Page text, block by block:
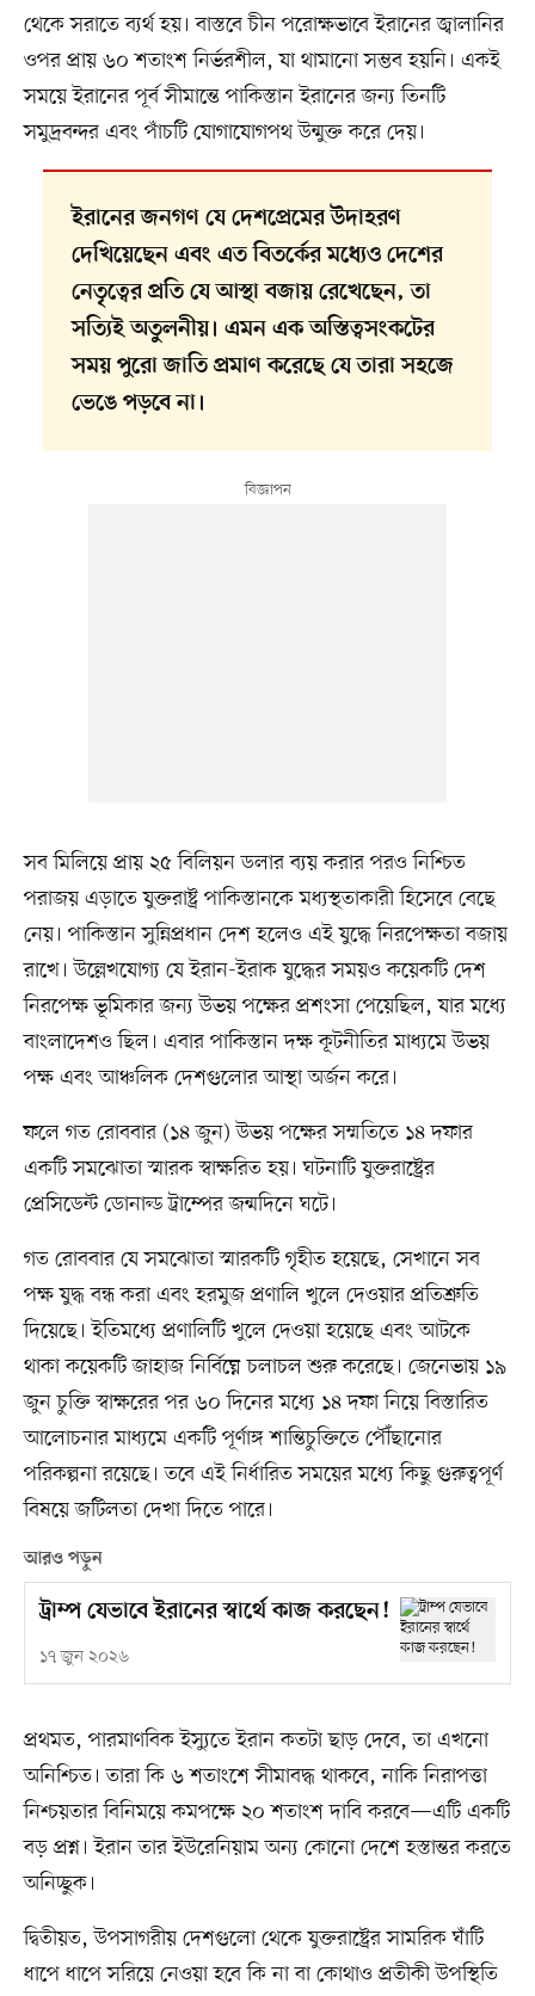
থেকে সরাতে ব্যর্থ হয়। বাস্তবে চীন পরোক্ষভাবে ইরানের জ্বালানির
ওপর প্রায় ৬০ শতাংশ নির্ভরশীল, যা থামানো সম্ভব হয়নি। একই
সময়ে ইরানের পূর্ব সীমান্তে পাকিস্তান ইরানের জন্য তিনটি
সমুদ্রবন্দর এবং পাঁচটি যোগাযোগপথ উন্মুক্ত করে দেয়।
ইরানের জনগণ যে দেশপ্রেমের উদাহরণ
দেখিয়েছেন এবং এত বিতর্কের মধ্যেও দেশের
নেতৃত্বের প্রতি যে আস্থা বজায় রেখেছেন, তা
সত্যিই অতুলনীয়। এমন এক অস্তিত্বসংকটের
সময় পুরো জাতি প্রমাণ করেছে যে তারা সহজে
ভেঙে পড়বে না।
সব মিলিয়ে প্রায় ২৫ বিলিয়ন ডলার ব্যয় করার পরও নিশ্চিত
পরাজয় এড়াতে যুক্তরাষ্ট্র পাকিস্তানকে মধ্যস্থতাকারী হিসেবে বেছে
নেয়। পাকিস্তান সুন্নিপ্রধান দেশ হলেও এই যুদ্ধে নিরপেক্ষতা বজায়
রাখে। উল্লেখযোগ্য যে ইরান-ইরাক যুদ্ধের সময়ও কয়েকটি দেশ
নিরপেক্ষ ভূমিকার জন্য উভয় পক্ষের প্রশংসা পেয়েছিল, যার মধ্যে
বাংলাদেশও ছিল। এবার পাকিস্তান দক্ষ কূটনীতির মাধ্যমে উভয়
পক্ষ এবং আঞ্চলিক দেশগুলোর আস্থা অর্জন করে।
ফলে গত রোববার (১৪ জুন) উভয় পক্ষের সম্মতিতে ১৪ দফার
একটি সমঝোতা স্মারক স্বাক্ষরিত হয়। ঘটনাটি যুক্তরাষ্ট্রের
প্রেসিডেন্ট ডোনাল্ড ট্রাম্পের জন্মদিনে ঘটে।
গত রোববার যে সমঝোতা স্মারকটি গৃহীত হয়েছে, সেখানে সব
পক্ষ যুদ্ধ বন্ধ করা এবং হরমুজ প্রণালি খুলে দেওয়ার প্রতিশ্রুতি
দিয়েছে। ইতিমধ্যে প্রণালিটি খুলে দেওয়া হয়েছে এবং আটকে
থাকা কয়েকটি জাহাজ নির্বিঘ্নে চলাচল শুরু করেছে। জেনেভায় ১৯
জুন চুক্তি স্বাক্ষরের পর ৬০ দিনের মধ্যে ১৪ দফা নিয়ে বিস্তারিত
আলোচনার মাধ্যমে একটি পূর্ণাঙ্গ শান্তিচুক্তিতে পৌঁছানোর
পরিকল্পনা রয়েছে। তবে এই নির্ধারিত সময়ের মধ্যে কিছু গুরুত্বপূর্ণ
বিষয়ে জটিলতা দেখা দিতে পারে।
আরও পড়ুন
ট্রাম্প যেভাবে ইরানের স্বার্থে কাজ করছেন!
১৭ জুন ২০২৬
প্রথমত, পারমাণবিক ইস্যুতে ইরান কতটা ছাড় দেবে, তা এখনো
অনিশ্চিত। তারা কি ৬ শতাংশে সীমাবদ্ধ থাকবে, নাকি নিরাপত্তা
নিশ্চয়তার বিনিময়ে কমপক্ষে ২০ শতাংশ দাবি করবে—এটি একটি
বড় প্রশ্ন। ইরান তার ইউরেনিয়াম অন্য কোনো দেশে হস্তান্তর করতে
অনিচ্ছুক।
দ্বিতীয়ত, উপসাগরীয় দেশগুলো থেকে যুক্তরাষ্ট্রের সামরিক ঘাঁটি
ধাপে ধাপে সরিয়ে নেওয়া হবে কি না বা কোথাও প্রতীকী উপস্থিতি